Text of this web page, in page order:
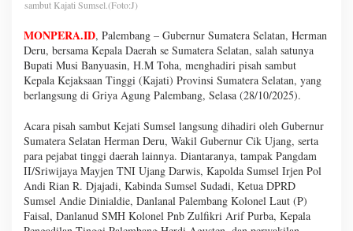
sambut Kajati Sumsel.(Foto:J)
MONPERA.ID, Palembang – Gubernur Sumatera Selatan, Herman
Deru, bersama Kepala Daerah se Sumatera Selatan, salah satunya
Bupati Musi Banyuasin, H.M Toha, menghadiri pisah sambut
Kepala Kejaksaan Tinggi (Kajati) Provinsi Sumatera Selatan, yang
berlangsung di Griya Agung Palembang, Selasa (28/10/2025).
Acara pisah sambut Kejati Sumsel langsung dihadiri oleh Gubernur
Sumatera Selatan Herman Deru, Wakil Gubernur Cik Ujang, serta
para pejabat tinggi daerah lainnya. Diantaranya, tampak Pangdam
II/Sriwijaya Mayjen TNI Ujang Darwis, Kapolda Sumsel Irjen Pol
Andi Rian R. Djajadi, Kabinda Sumsel Sudadi, Ketua DPRD
Sumsel Andie Dinialdie, Danlanal Palembang Kolonel Laut (P)
Faisal, Danlanud SMH Kolonel Pnb Zulfikri Arif Purba, Kepala